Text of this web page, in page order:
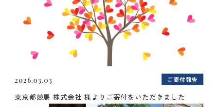
2026.03.03 ご寄付報告
東京都競馬 株式会社 様よりご寄付をいただきました